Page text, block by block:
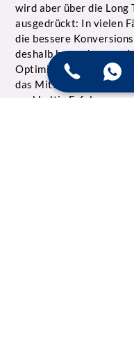
wird aber über die Long
ausgedrückt: In vielen
die bessere
deshalb besonders am
Optimierung oder der
das Mittel der Wahl,
nachhaltig Erfolge zu